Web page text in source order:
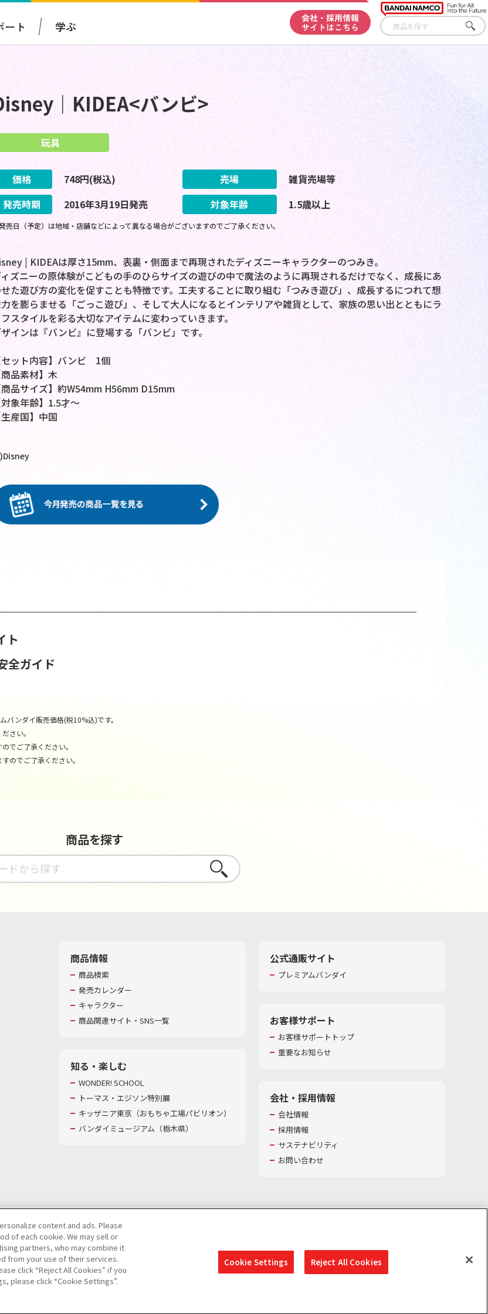
ート 学ぶ
会社・採用情報
サイトはこちら
さが
す
｜KIDEA<バンビ>
玩具
価格 748円(税込) 売場
雑貨売場等
発売時期
2016年3月19日発売 対象年齢 1.5歳以上
売日（予定）は地域・店舗などによって異なる場合がございますのでご了承ください。
| KIDEAは厚さ15mm、表裏・側面まで再現されたディズニーキャラクターのつみき。
ズニーの原体験がこどもの手のひらサイズの遊びの中で魔法のように再現されるだけでなく、成長にあ
た遊び方の変化を促すことも特徴です。工夫することに取り組む「つみき遊び」、成長するにつれて想
を膨らませる「ごっこ遊び」、そして大人になるとインテリアや雑貨として、家族の思い出とともにラ
スタイルを彩る大切なアイテムに変わっていきます。
インは『バンビ』に登場する「バンビ」です。
セット内容】バンビ 1個
商品素材】木
商品サイズ】約W54mm H56mm D15mm
対象年齢】1.5才～
生産国】中国
ト
全ガイド
ンダイ販売価格(税10%込)です。
さい。
でご了承ください。
のでご了承ください。
商品を探す
さがす
商品情報
商品検索
発売カレンダー
キャラクター
商品関連サイト・SNS一覧
知る・楽しむ
WONDER! SCHOOL
トーマス・エジソン特別展
キッザニア東京（おもちゃ工場パビリオン）​
バンダイミュージアム（栃木県）
公式通販サイト
プレミアムバンダイ
お客様サポート
お客様サポートトップ
重要なお知らせ
会社・採用情報
会社情報
採用情報
サステナビリティ
お問い合わせ
等の取り扱いに関する保護方針
ハラスメントに対する基本的な対応方針
content and ads. Please
of each cookie. We may sell or
partners, who may combine it
from your use of their services.
click “Reject All Cookies” if you
please click “Cookie Settings”.
Cookie Settings Reject All Cookies